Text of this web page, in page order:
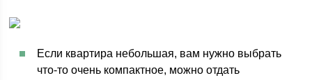
Если квартира небольшая, вам нужно выбрать
что-то очень компактное, можно отдать